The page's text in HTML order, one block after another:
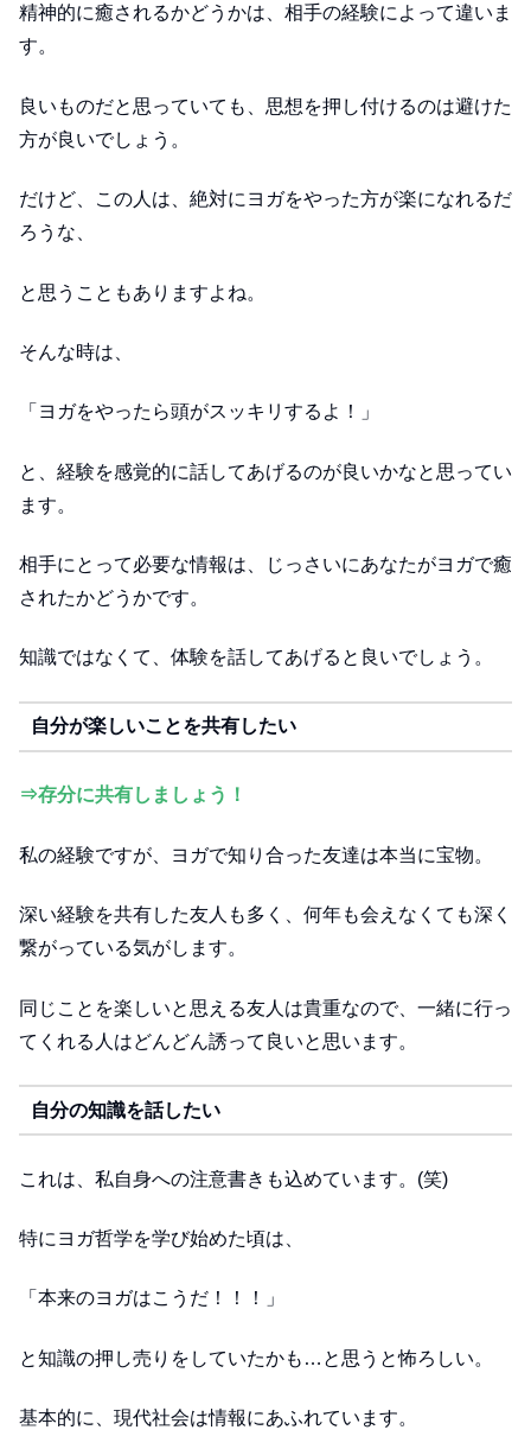
精神的に癒されるかどうかは、相手の経験によって違いま
す。
良いものだと思っていても、思想を押し付けるのは避けた
方が良いでしょう。
だけど、この人は、絶対にヨガをやった方が楽になれるだ
ろうな、
と思うこともありますよね。
そんな時は、
「ヨガをやったら頭がスッキリするよ！」
と、経験を感覚的に話してあげるのが良いかなと思ってい
ます。
相手にとって必要な情報は、じっさいにあなたがヨガで癒
されたかどうかです。
知識ではなくて、体験を話してあげると良いでしょう。
自分が楽しいことを共有したい
⇒存分に共有しましょう！
私の経験ですが、ヨガで知り合った友達は本当に宝物。
深い経験を共有した友人も多く、何年も会えなくても深く
繋がっている気がします。
同じことを楽しいと思える友人は貴重なので、一緒に行っ
てくれる人はどんどん誘って良いと思います。
自分の知識を話したい
これは、私自身への注意書きも込めています。(笑)
特にヨガ哲学を学び始めた頃は、
「本来のヨガはこうだ！！！」
と知識の押し売りをしていたかも…と思うと怖ろしい。
基本的に、現代社会は情報にあふれています。